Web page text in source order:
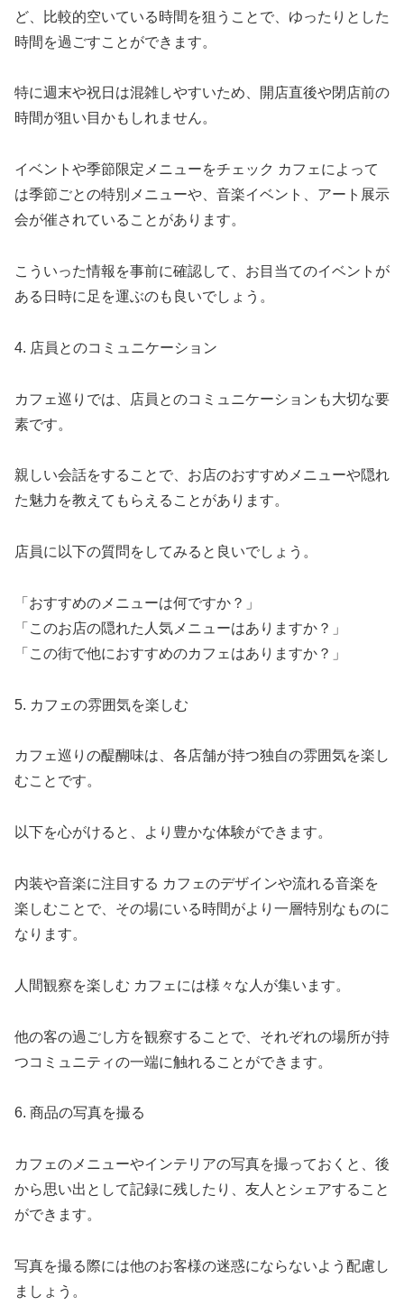
ど、比較的空いている時間を狙うことで、ゆったりとした
時間を過ごすことができます。
特に週末や祝日は混雑しやすいため、開店直後や閉店前の
時間が狙い目かもしれません。
イベントや季節限定メニューをチェック カフェによって
は季節ごとの特別メニューや、音楽イベント、アート展示
会が催されていることがあります。
こういった情報を事前に確認して、お目当てのイベントが
ある日時に足を運ぶのも良いでしょう。
4. 店員とのコミュニケーション
カフェ巡りでは、店員とのコミュニケーションも大切な要
素です。
親しい会話をすることで、お店のおすすめメニューや隠れ
た魅力を教えてもらえることがあります。
店員に以下の質問をしてみると良いでしょう。
「おすすめのメニューは何ですか？」
「このお店の隠れた人気メニューはありますか？」
「この街で他におすすめのカフェはありますか？」
5. カフェの雰囲気を楽しむ
カフェ巡りの醍醐味は、各店舗が持つ独自の雰囲気を楽し
むことです。
以下を心がけると、より豊かな体験ができます。
内装や音楽に注目する カフェのデザインや流れる音楽を
楽しむことで、その場にいる時間がより一層特別なものに
なります。
人間観察を楽しむ カフェには様々な人が集います。
他の客の過ごし方を観察することで、それぞれの場所が持
つコミュニティの一端に触れることができます。
6. 商品の写真を撮る
カフェのメニューやインテリアの写真を撮っておくと、後
から思い出として記録に残したり、友人とシェアすること
ができます。
写真を撮る際には他のお客様の迷惑にならないよう配慮し
ましょう。